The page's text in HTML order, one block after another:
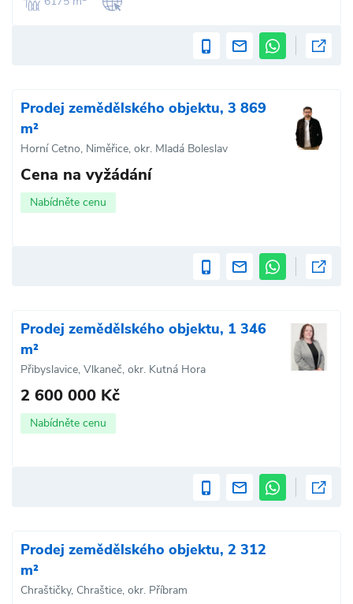
Prodej zemědělského objektu, 3 869
m²
Horní Cetno, Niměřice, okr. Mladá Boleslav
Cena na vyžádání
Nabídněte cenu
Prodej zemědělského objektu, 1 346
m²
Přibyslavice, Vlkaneč, okr. Kutná Hora
2 600 000 Kč
Nabídněte cenu
Prodej zemědělského objektu, 2 312
m²
Chraštičky, Chraštice, okr. Příbram